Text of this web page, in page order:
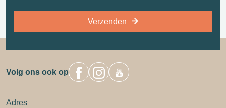
Verzenden
Volg ons ook op
Adres